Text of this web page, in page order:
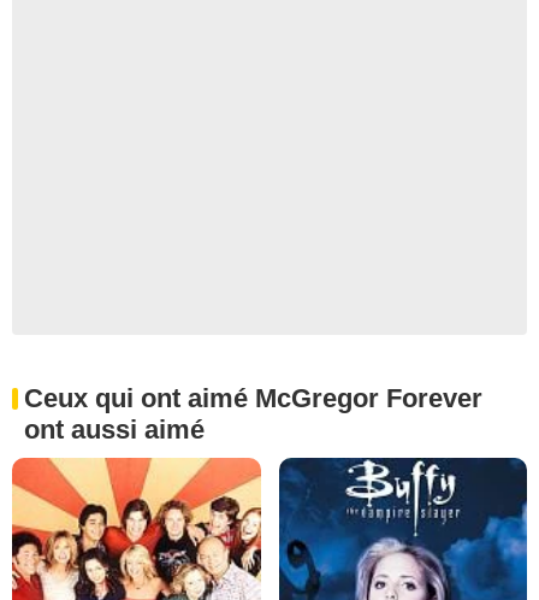
Ceux qui ont aimé McGregor Forever
ont aussi aimé